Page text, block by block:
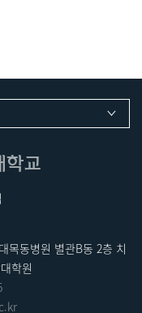
목동병원 별관B동 2층 치
학원